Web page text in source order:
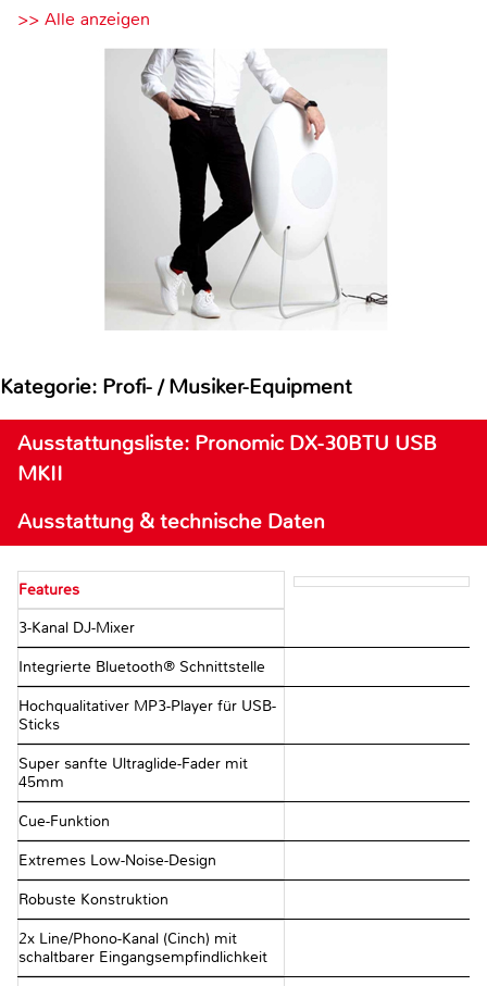
>> Alle anzeigen
Kategorie: Profi- / Musiker-Equipment
Ausstattungsliste: Pronomic DX-30BTU USB
MKII
Ausstattung & technische Daten
Features
3-Kanal DJ-Mixer
Integrierte Bluetooth® Schnittstelle
Hochqualitativer MP3-Player für USB-
Sticks
Super sanfte Ultraglide-Fader mit
45mm
Cue-Funktion
Extremes Low-Noise-Design
Robuste Konstruktion
2x Line/Phono-Kanal (Cinch) mit
schaltbarer Eingangsempfindlichkeit